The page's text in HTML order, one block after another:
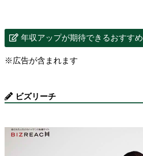
年収アップが期待できるおすす
※広告が含まれます
ビズリーチ